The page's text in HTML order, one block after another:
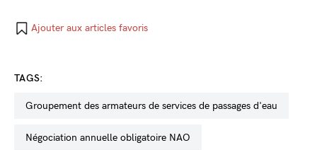
Ajouter aux articles favoris
TAGS:
Groupement des armateurs de services de passages d'eau
négociation annuelle obligatoire NAO